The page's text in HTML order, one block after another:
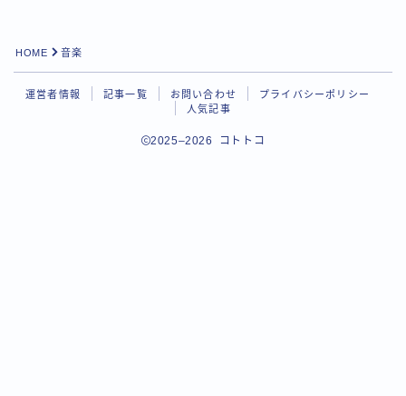
HOME 音楽
運営者情報 記事一覧 お問い合わせ
プライバシーポリシー
人気記事
2025–2026 コトトコ